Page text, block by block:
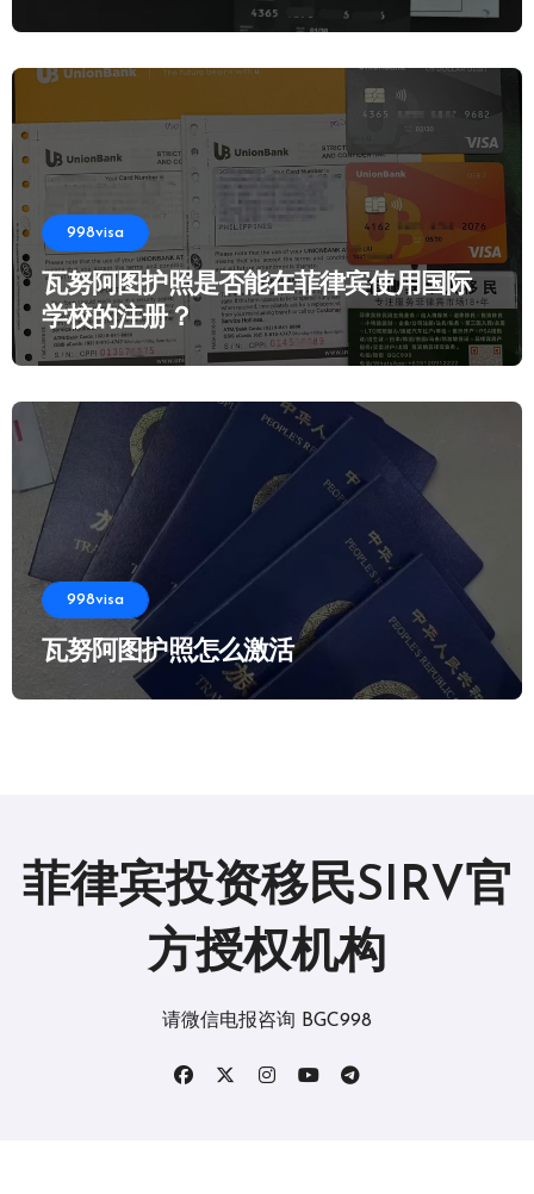
998visa
瓦努阿图护照是否能在菲律宾使用国际
学校的注册？
998visa
瓦努阿图护照怎么激活
菲律宾投资移民SIRV官
方授权机构
请微信电报咨询 BGC998